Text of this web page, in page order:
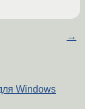
→
Windows